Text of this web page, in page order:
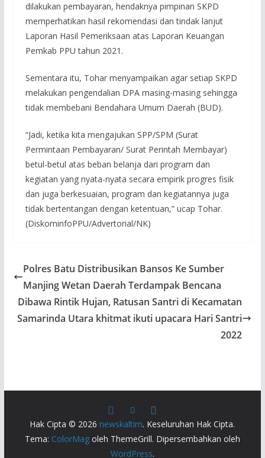
dilakukan pembayaran, hendaknya pimpinan SKPD
memperhatikan hasil rekomendasi dan tindak lanjut
Laporan Hasil Pemeriksaan atas Laporan Keuangan
Pemkab PPU tahun 2021.
Sementara itu, Tohar menyampaikan agar setiap SKPD
melakukan pengendalian DPA masing-masing sehingga
tidak membebani Bendahara Umum Daerah (BUD).
“Jadi, ketika kita mengajukan SPP/SPM (Surat
Permintaan Pembayaran/ Surat Perintah Membayar)
betul-betul atas beban belanja dari program dan
kegiatan yang nyata-nyata secara empirik progres fisik
dan juga berkesuaian, program dan kegiatannya juga
tidak bertentangan dengan ketentuan,” ucap Tohar.
(DiskominfoPPU/Advertorial/NK)
Polres Batu Distribusikan Bansos Ke Sumber
Manjing Wetan Daerah Terdampak Bencana
Dibawa Rintik Hujan, Ratusan Santri di Kecamatan
Samarinda Utara khitmat ikuti upacara Hari Santri
2022
Hak Cipta © 2026 newskaltim. Keseluruhan Hak Cipta.
Tema: ColorMagoleh ThemeGrill. Dipersembahkan oleh
WordPress.